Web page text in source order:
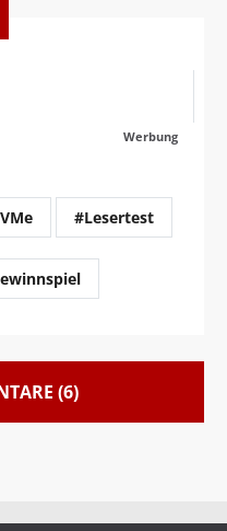
Werbung
#Lesertest
(6)